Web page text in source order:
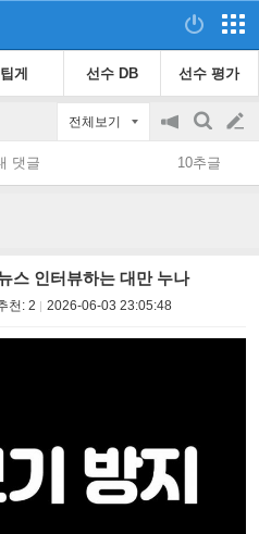
팁게 선수 DB 선수 평가
전체보기
공
지
on/off
검
색
글
쓰
댓글 10추글
스 인터뷰하는 대만 누나
천: 2 2026-06-03 23:05:48